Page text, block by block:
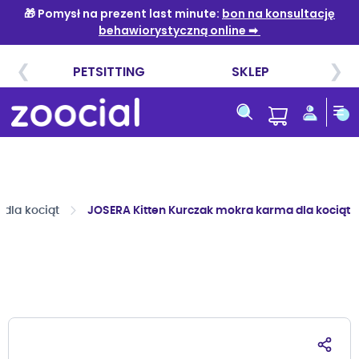
do
treści
dla kociąt JOSERA Kitten Kurczak mokra karma dla kociąt
Przejdź